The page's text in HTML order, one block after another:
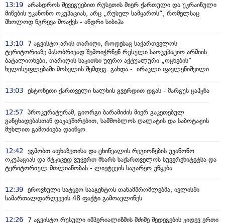
13:19 არასდროს შევეგუებით რუსეთის მიერ ქართული და უკრაინული
მიწების უკანონო ოკუპაციას, არც „რუსულ სამყაროს“, რომელსაც
მხოლოდ ნგრევა მოაქვს - ანდრი სიბიჰა
13:10
7 აგვისტო არის თარიღი, როდესაც საქართველოს
ტერიტორიაზე მასობრივად შემოიჭრნენ რუსული საოკუპაციო არმიის
ბატალიონები, თარიღის საკითხი უფრო აქტუალური „ოცნების“
ხელისუფლებაში მოსვლის შემდეგ გახდა - ირაკლი ფავლენიშვილი
13:03 ესტონეთი ქართველი ხალხის გვერდით დგას - მარგუს ცაჰკნა
12:57 პროკურატურამ, გიორგი ბარამიძის მიერ გაკეთებულ
განცხადებასთან დაკავშირებით, სამშობლოს ღალატის და საბოტაჟის
მუხლით გამოძიება დაიწყო
12:42
ვგმობთ აფხაზეთისა და ცხინვალის რეგიონების უკანონო
ოკუპაციას და მტკიცედ ვუჭერთ მხარს საქართველოს სუვერენიტეტსა და
ტერიტორიულ მთლიანობას - ლიეტუვის საგარეო უწყება
12:39 ეროვნული სატყეო სააგენტოს თანამშრომლებმა, ივლისში
სამართალდარღვევის 48 ფაქტი გამოავლინეს
12:26
7 აგვისტო რუსული იმპერიალიზმის მძიმე შედეგების კიდევ ერთი